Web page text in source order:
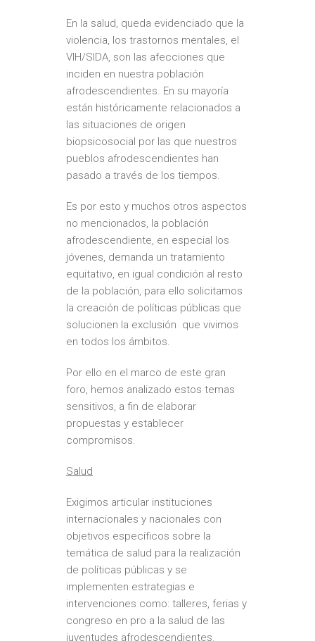
En la salud, queda evidenciado que la
violencia, los trastornos mentales, el
VIH/SIDA, son las afecciones que
inciden en nuestra población
afrodescendientes. En su mayoría
están históricamente relacionados a
las situaciones de origen
biopsicosocial por las que nuestros
pueblos afrodescendientes han
pasado a través de los tiempos.
Es por esto y muchos otros aspectos
no mencionados, la población
afrodescendiente, en especial los
jóvenes, demanda un tratamiento
equitativo, en igual condición al resto
de la población, para ello solicitamos
la creación de políticas públicas que
solucionen la exclusión que vivimos
en todos los ámbitos.
Por ello en el marco de este gran
foro, hemos analizado estos temas
sensitivos, a fin de elaborar
propuestas y establecer
compromisos.
Salud
Exigimos articular instituciones
internacionales y nacionales con
objetivos específicos sobre la
temática de salud para la realización
de políticas públicas y se
implementen estrategias e
intervenciones como: talleres, ferias y
congreso en pro a la salud de las
juventudes afrodescendientes.